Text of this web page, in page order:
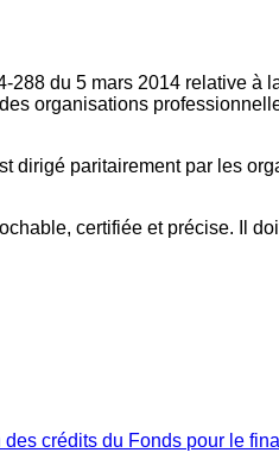
du 5 mars 2014 relative
organisations
dirigé paritairement par les
certifiée et précise. Il
crédits du Fonds pour le